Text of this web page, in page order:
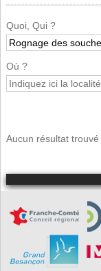
Quoi, Qui ?
Où ?
Aucun résultat